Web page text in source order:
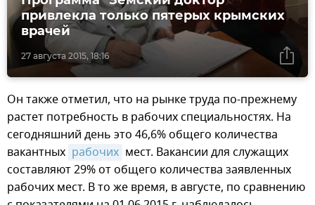
27 августа 2015, 18:16
привлекла только пятерых крымских
врачей
Он также отметил, что на рынке труда по-прежнему
растет потребность в рабочих специальностях. На
сегодняшний день это 46,6% общего количества
вакантных рабочих мест. Вакансии для служащих
составляют 29% от общего количества заявленных
рабочих мест. В то же время, в августе, по сравнению